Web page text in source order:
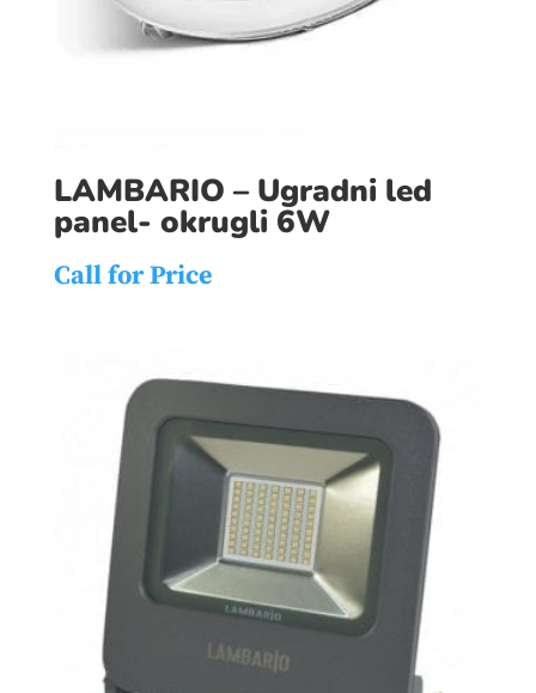
LAMBARIO – Ugradni led
panel- okrugli 6W
Call for Price